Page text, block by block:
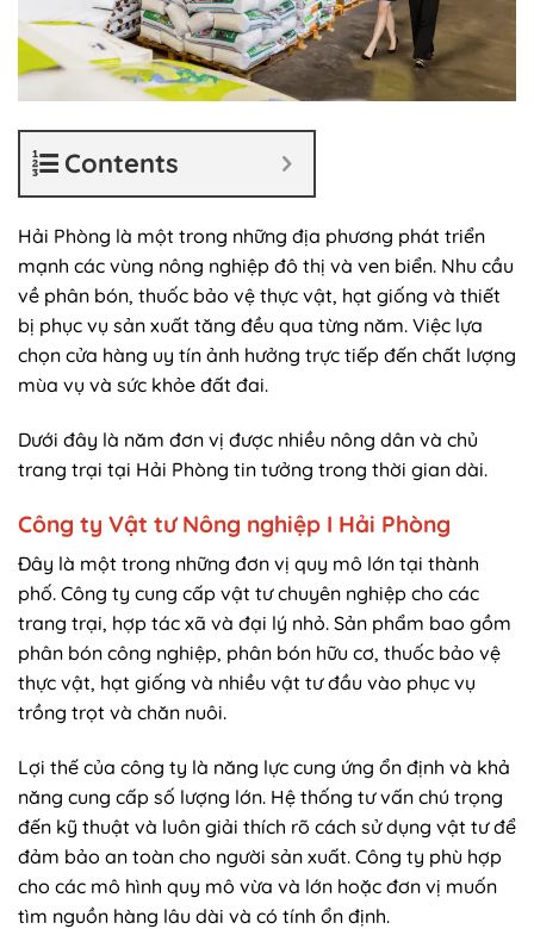
Contents
Hải Phòng là một trong những địa phương phát triển
mạnh các vùng nông nghiệp đô thị và ven biển. Nhu cầu
về phân bón, thuốc bảo vệ thực vật, hạt giống và thiết
bị phục vụ sản xuất tăng đều qua từng năm. Việc lựa
chọn cửa hàng uy tín ảnh hưởng trực tiếp đến chất lượng
mùa vụ và sức khỏe đất đai.
Dưới đây là năm đơn vị được nhiều nông dân và chủ
trang trại tại Hải Phòng tin tưởng trong thời gian dài.
Công ty Vật tư Nông nghiệp I Hải Phòng
Đây là một trong những đơn vị quy mô lớn tại thành
phố. Công ty cung cấp vật tư chuyên nghiệp cho các
trang trại, hợp tác xã và đại lý nhỏ. Sản phẩm bao gồm
phân bón công nghiệp, phân bón hữu cơ, thuốc bảo vệ
thực vật, hạt giống và nhiều vật tư đầu vào phục vụ
trồng trọt và chăn nuôi.
Lợi thế của công ty là năng lực cung ứng ổn định và khả
năng cung cấp số lượng lớn. Hệ thống tư vấn chú trọng
đến kỹ thuật và luôn giải thích rõ cách sử dụng vật tư để
đảm bảo an toàn cho người sản xuất. Công ty phù hợp
cho các mô hình quy mô vừa và lớn hoặc đơn vị muốn
tìm nguồn hàng lâu dài và có tính ổn định.